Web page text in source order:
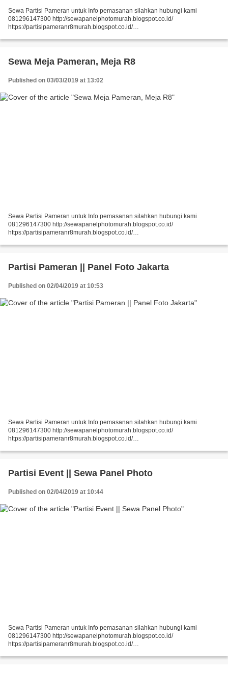
Sewa Partisi Pameran untuk Info pemasanan silahkan hubungi kami
081296147300 http://sewapanelphotomurah.blogspot.co.id/
https://partisipameranr8murah.blogspot.co.id/
https://sewapartisir8murah.blogspot.co.id/...
Sewa Meja Pameran, Meja R8
Published on 03/03/2019 at 13:02
Sewa Partisi Pameran untuk Info pemasanan silahkan hubungi kami
081296147300 http://sewapanelphotomurah.blogspot.co.id/
https://partisipameranr8murah.blogspot.co.id/
https://sewapartisir8murah.blogspot.co.id/...
Partisi Pameran || Panel Foto Jakarta
Published on 02/04/2019 at 10:53
Sewa Partisi Pameran untuk Info pemasanan silahkan hubungi kami
081296147300 http://sewapanelphotomurah.blogspot.co.id/
https://partisipameranr8murah.blogspot.co.id/
https://sewapartisir8murah.blogspot.co.id/...
Partisi Event || Sewa Panel Photo
Published on 02/04/2019 at 10:44
Sewa Partisi Pameran untuk Info pemasanan silahkan hubungi kami
081296147300 http://sewapanelphotomurah.blogspot.co.id/
https://partisipameranr8murah.blogspot.co.id/
https://sewapartisir8murah.blogspot.co.id/...